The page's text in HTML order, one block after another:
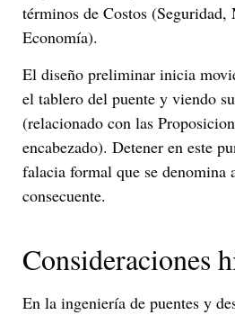
términos de Costos
Economía).
El diseño preliminar inicia
el tablero del puente y viendo
(relacionado con las
encabezado). Detener en este
falacia formal que se denomina
consecuente.
Consideraciones
En la ingeniería de puentes y